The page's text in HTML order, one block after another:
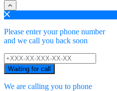
Please enter your phone number
and we call you back soon
Waiting for call
We are calling you to phone